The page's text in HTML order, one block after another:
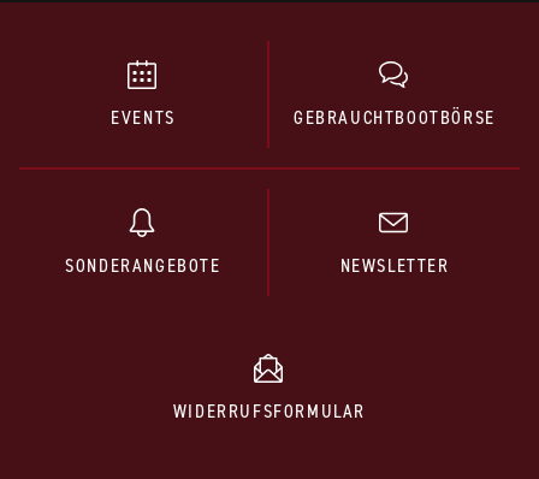
EVENTS GEBRAUCHTBOOTBÖRSE
SONDERANGEBOTE NEWSLETTER
WIDERRUFSFORMULAR